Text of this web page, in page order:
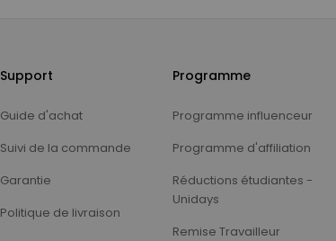
Support
Guide d'achat
Suivi de la commande
Garantie
Politique de livraison
Programme
Programme influenceur
Programme d'affiliation
Réductions étudiantes -
Unidays
Remise Travailleur